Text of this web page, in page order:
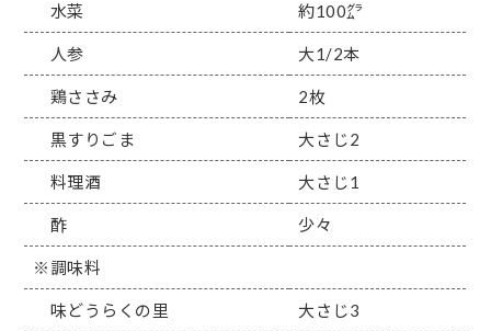
水菜 約100㌘
人参 大1/2本
鶏ささみ 2枚
黒すりごま 大さじ2
料理酒 大さじ1
酢 少々
※調味料
味どうらくの里 大さじ3